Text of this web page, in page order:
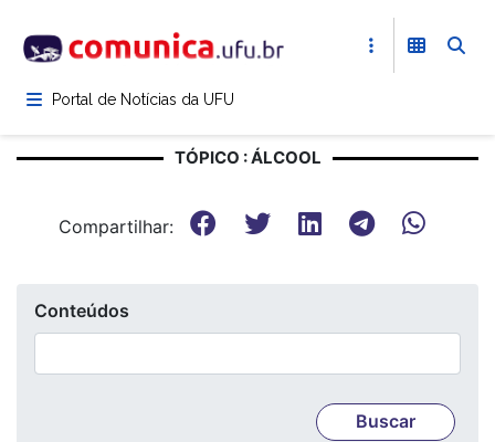
para
conteúdoPortal de Notícias da UFU
TÓPICO : ÁLCOOL
Compartilhar:
Conteúdos